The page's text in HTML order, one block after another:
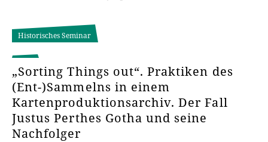
Historisches Seminar
„Sorting Things out“. Praktiken des
(Ent-)Sammelns in einem
Kartenproduktionsarchiv. Der Fall
Justus Perthes Gotha und seine
Nachfolger